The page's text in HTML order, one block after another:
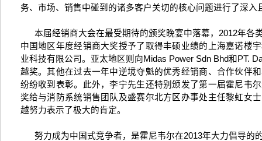
务、市场、销售中碰到的诸多客户关切的核心问题进行了深入
本届经销商大会在最受期待的颁奖晚宴中落幕， 2012年各
中国地区年度经销商大奖授予了取得丰硕业绩的上海嘉诺楼
业科技有限公司。亚太地区则向Midas Power Sdn Bhd和 PT.
越奖。其他在过去一年中逆境夺魁的优秀经销商、合作伙伴
纷纷收到表彰。此外，李宁先生还特别颁发了第一届霍尼韦
奖给与消防系统销售团队及盛赛尔北方区办事处主任黎虹女
越努力表示了极大的肯定。
努力成为中国式竞争者，是霍尼韦尔在2013年大力倡导的